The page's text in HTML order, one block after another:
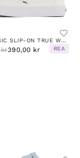
U CLASSIC SLIP-ON TRUE WHITE
390,00 kr REA